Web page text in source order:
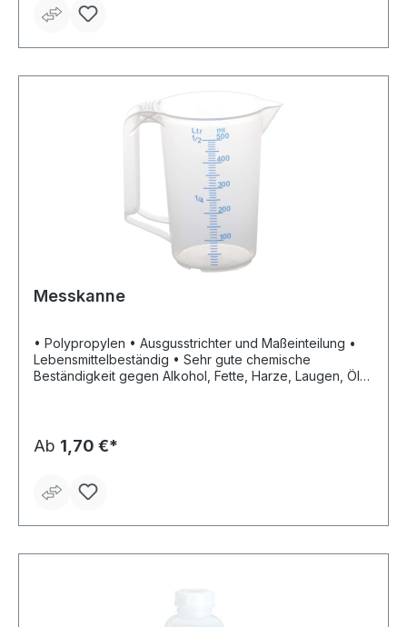
Messkanne
• Polypropylen • Ausgusstrichter und Maßeinteilung •
Lebensmittelbeständig • Sehr gute chemische
Beständigkeit gegen Alkohol, Fette, Harze, Laugen, Öle
Ab 1,70 €*